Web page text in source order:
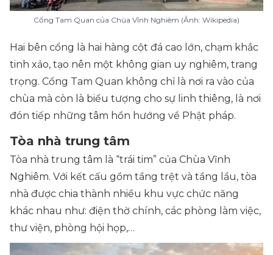
Cổng Tam Quan của Chùa Vĩnh Nghiêm (Ảnh: Wikipedia)
Hai bên cổng là hai hàng cột đá cao lớn, chạm khắc
tinh xảo, tạo nên một không gian uy nghiêm, trang
trọng. Cổng Tam Quan không chỉ là nơi ra vào của
chùa mà còn là biểu tượng cho sự linh thiêng, là nơi
đón tiếp những tâm hồn hướng về Phật pháp.
Tòa nhà trung tâm
Tòa nhà trung tâm là “trái tim” của Chùa Vĩnh
Nghiêm. Với kết cấu gồm tầng trệt và tầng lầu, tòa
nhà được chia thành nhiều khu vực chức năng
khác nhau như: điện thờ chính, các phòng làm việc,
thư viện, phòng hội họp,…